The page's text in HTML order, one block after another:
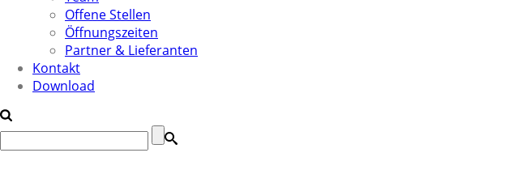
Offene Stellen
Öffnungszeiten
Partner & Lieferanten
Kontakt
Download